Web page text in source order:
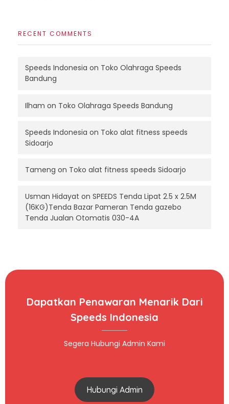
RECENT COMMENTS
Speeds Indonesia on Toko Olahraga Speeds
Bandung
Ilham on Toko Olahraga Speeds Bandung
Speeds Indonesia on Toko alat fitness speeds
Sidoarjo
Tameng on Toko alat fitness speeds Sidoarjo
Usman Hidayat on SPEEDS Tenda Lipat 2.5 x 2.5M
(16KG)Tenda Bazar Pameran Tenda gazebo
Tenda Jualan Otomatis 030-4A
Dapatkan Penawaran Menarik Dari
Speeds Indonesia
Segera Hubungi Admin Kami
Hubungi Admin